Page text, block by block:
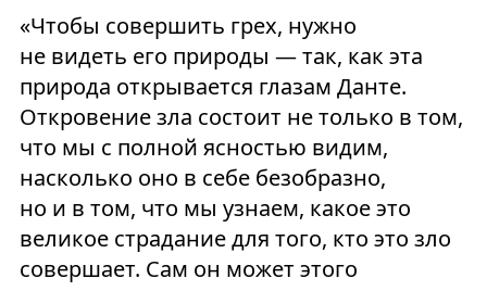
«Чтобы совершить грех, нужно
не видеть его природы — так, как эта
природа открывается глазам Данте.
Откровение зла состоит не только в том,
что мы с полной ясностью видим,
насколько оно в себе безобразно,
но и в том, что мы узнаем, какое это
великое страдание для того, кто это зло
совершает. Сам он может этого